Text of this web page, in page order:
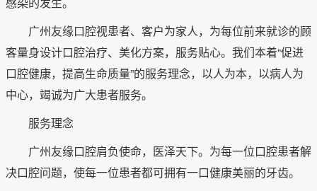
广州友缘口腔视患者、客户为家人，为每位前来就诊的顾
客量身设计口腔治疗、美化方案，服务贴心。我们本着“促进
口腔健康，提高生命质量”的服务理念，以人为本，以病人为
中心，竭诚为广大患者服务。
服务理念
广州友缘口腔肩负使命，医泽天下。为每一位口腔患者解
决口腔问题，使每一位患者都可拥有一口健康美丽的牙齿。